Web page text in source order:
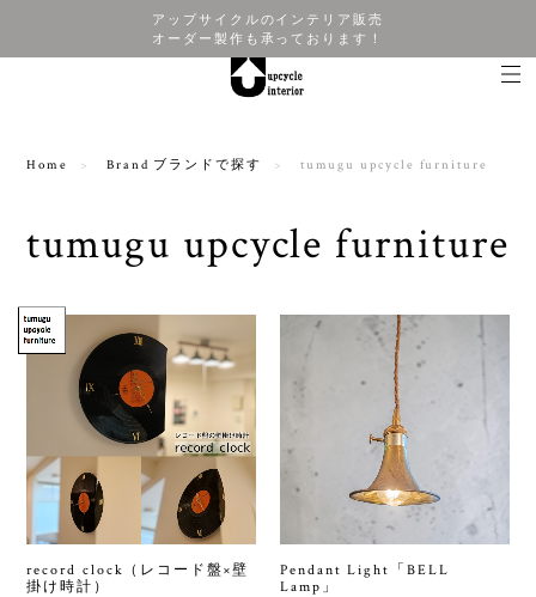
アップサイクルのインテリア販売
オーダー製作も承っております！
Home Brand ブランドで探す tumugu upcycle furniture
tumugu upcycle furniture
record clock（レコード盤×壁
掛け時計）
Pendant Light「BELL
Lamp」